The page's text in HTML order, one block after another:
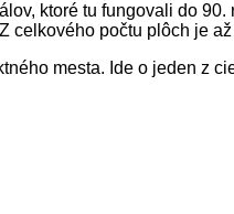
ktoré tu fungovali do
počtu plôch je
mesta. Ide o jeden z